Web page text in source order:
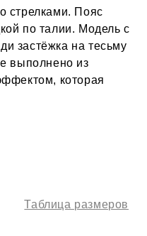
стрелками. Пояс
по талии. Модель с
застёжка на тесьму
выполнено из
которая
Таблица размеров